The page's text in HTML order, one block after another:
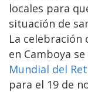
locales para
situación de
La celebración
en Camboya
Mundial del
para el 19 de